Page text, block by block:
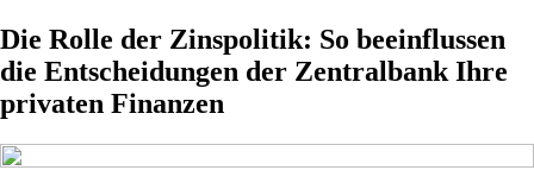
Die Rolle der Zinspolitik: So beeinflussen
die Entscheidungen der Zentralbank Ihre
privaten Finanzen